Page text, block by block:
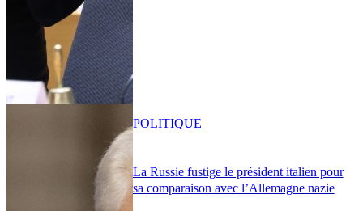
La Russie fustige le président italien pour
sa comparaison avec l’Allemagne nazie
POLITIQUE